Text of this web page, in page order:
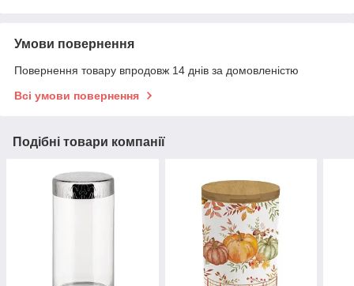
Умови повернення
Повернення товару впродовж 14 днів за домовленістю
Всі умови повернення
Подібні товари компанії